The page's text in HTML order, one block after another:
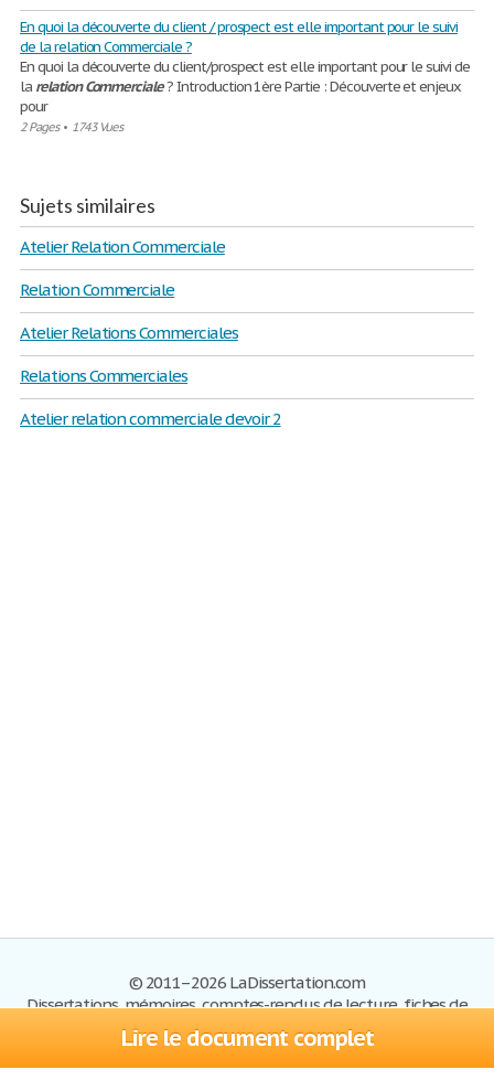
Lire le document complet
En quoi la découverte du client / prospect est elle important pour le suivi
de la relation Commerciale ?
En quoi la découverte du client/prospect est elle important pour le suivi de
la relation Commerciale? Introduction 1ère Partie : Découverte et enjeux
pour
2 Pages• 1743 Vues
Sujets similaires
Atelier Relation Commerciale
Relation Commerciale
Atelier Relations Commerciales
Relations Commerciales
Atelier relation commerciale devoir 2
© 2011–2026 LaDissertation.com
Dissertations, mémoires, comptes-rendus de lecture, fiches de
lectures, exemples du BAC